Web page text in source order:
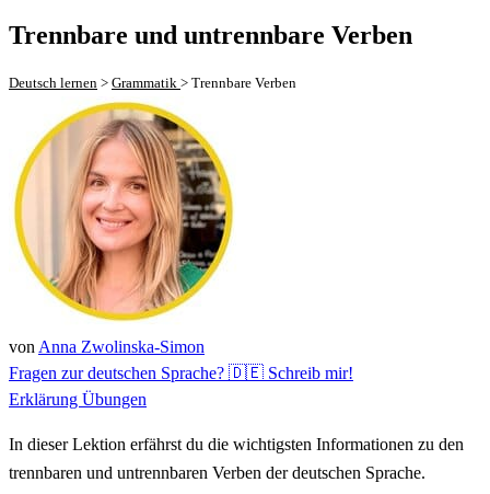
Trennbare und untrennbare Verben
Deutsch lernen > Grammatik > Trennbare Verben
von Anna Zwolinska-Simon
Fragen zur deutschen Sprache? 🇩🇪 Schreib mir!
Erklärung Übungen
In dieser Lektion erfährst du die wichtigsten Informationen zu den
trennbaren und untrennbaren Verben der deutschen Sprache.